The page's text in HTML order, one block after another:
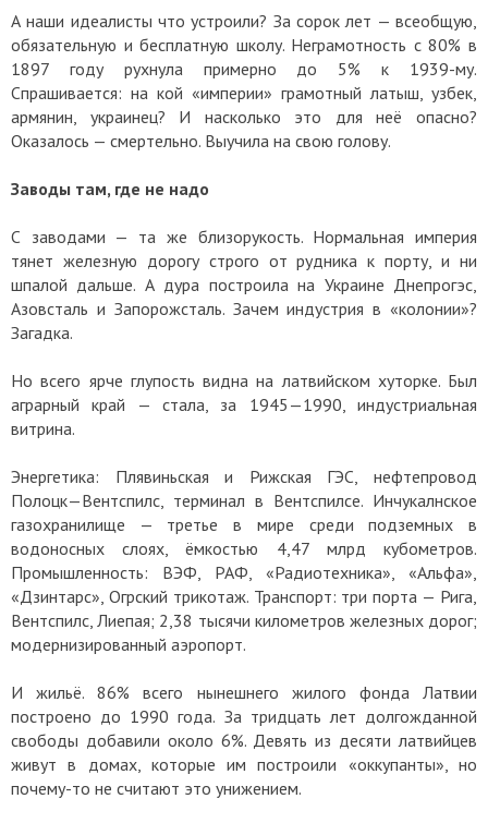
А наши идеалисты что устроили? За сорок лет — всеобщую,
обязательную и бесплатную школу. Неграмотность с 80% в
1897 году рухнула примерно до 5% к 1939-му.
Спрашивается: на кой «империи» грамотный латыш, узбек,
армянин, украинец? И насколько это для неё опасно?
Оказалось — смертельно. Выучила на свою голову.
Заводы там, где не надо
С заводами — та же близорукость. Нормальная империя
тянет железную дорогу строго от рудника к порту, и ни
шпалой дальше. А дура построила на Украине Днепрогэс,
Азовсталь и Запорожсталь. Зачем индустрия в «колонии»?
Загадка.
Но всего ярче глупость видна на латвийском хуторке. Был
аграрный край — стала, за 1945—1990, индустриальная
витрина.
Энергетика: Плявиньская и Рижская ГЭС, нефтепровод
Полоцк—Вентспилс, терминал в Вентспилсе. Инчукалнское
газохранилище — третье в мире среди подземных в
водоносных слоях, ёмкостью 4,47 млрд кубометров.
Промышленность: ВЭФ, РАФ, «Радиотехника», «Альфа»,
«Дзинтарс», Огрский трикотаж. Транспорт: три порта — Рига,
Вентспилс, Лиепая; 2,38 тысячи километров железных дорог;
модернизированный аэропорт.
И жильё. 86% всего нынешнего жилого фонда Латвии
построено до 1990 года. За тридцать лет долгожданной
свободы добавили около 6%. Девять из десяти латвийцев
живут в домах, которые им построили «оккупанты», но
почему-то не считают это унижением.